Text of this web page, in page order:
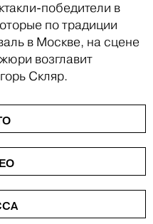
победители в
по традиции
в Москве, на сцене
возглавит
Скляр.